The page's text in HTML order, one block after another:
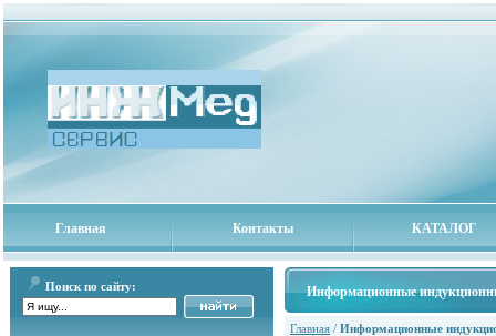
Главная Контакты КАТАЛОГ
Поиск по сайту: Информационные
Главная / Информационные